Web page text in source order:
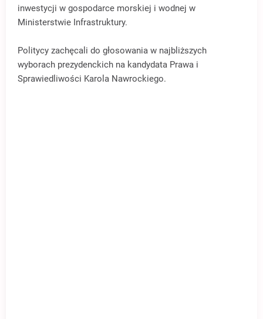
inwestycji w gospodarce morskiej i wodnej w
Ministerstwie Infrastruktury.
Politycy zachęcali do głosowania w najbliższych
wyborach prezydenckich na kandydata Prawa i
Sprawiedliwości Karola Nawrockiego.